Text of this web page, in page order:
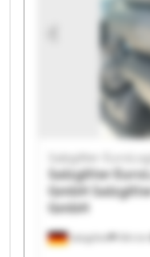
Salzgitter
GmbH Salzgitter
EuroLogistik GmbH
Salzgitter
Salzgitter
Salzgitter
GmbH
GmbH